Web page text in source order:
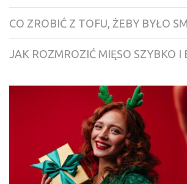
CO ZROBIĆ Z TOFU, ŻEBY BYŁO
JAK ROZMROZIĆ MIĘSO SZYBKO I